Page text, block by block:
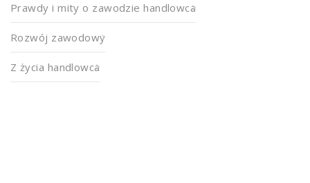
Prawdy i mity o zawodzie handlowca
Rozwój zawodowy
Z życia handlowca